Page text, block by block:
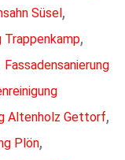
Süsel,
Trappenkamp,
Fassadensanierung
Altenholz Gettorf,
Plön,